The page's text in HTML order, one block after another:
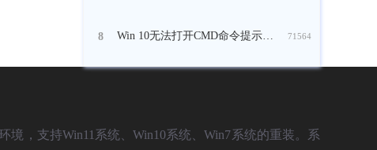
8 Win 10无法打开CMD命令提示符窗口怎么办？ 71564
，支持Win11系统、Win10系统、Win7系统的重装。系